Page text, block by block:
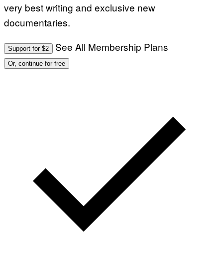
very best writing and exclusive new
documentaries.
Support for $2 See All Membership Plans
Or, continue for free